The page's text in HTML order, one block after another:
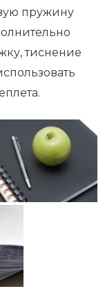
пружину
тиснение